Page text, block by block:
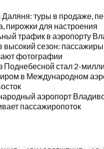
Даляня: туры в продаже,
пирожки для настроения
трафик в аэропорту
высокий сезон: пассажиры
фотографии
Поднебесной стал 2-
в Международном
аэропорт
пассажиропоток